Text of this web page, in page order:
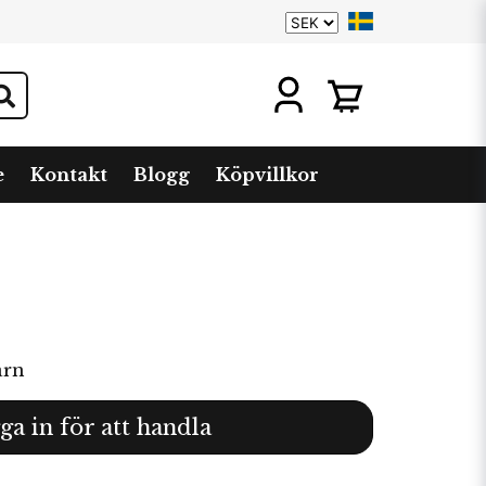
Kontakt Blogg Köpvillkor
in för att handla